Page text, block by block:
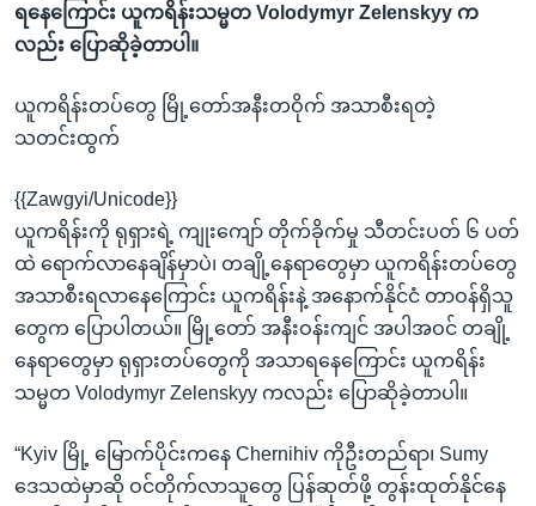
ရနေကြောင်း ယူကရိန်းသမ္မတ Volodymyr Zelenskyy က
လည်း ပြောဆိုခဲ့တာပါ။
ယူကရိန်းတပ်တွေ မြို့တော်အနီးတဝိုက် အသာစီးရတဲ့
သတင်းထွက်
{{Zawgyi/Unicode}}
ယူကရိန်းကို ရုရှားရဲ့ ကျုးကျော် တိုက်ခိုက်မှု သီတင်းပတ် ၆ ပတ်
ထဲ ရောက်လာနေချိန်မှာပဲ၊ တချို့နေရာတွေမှာ ယူကရိန်းတပ်တွေ
အသာစီးရလာနေကြောင်း ယူကရိန်းနဲ့ အနောက်နိုင်ငံ တာဝန်ရှိသူ
တွေက ပြောပါတယ်။ မြို့တော် အနီးဝန်းကျင် အပါအဝင် တချို့
နေရာတွေမှာ ရုရှားတပ်တွေကို အသာရနေကြောင်း ယူကရိန်း
သမ္မတ Volodymyr Zelenskyy ကလည်း ပြောဆိုခဲ့တာပါ။
“Kyiv မြို့ မြောက်ပိုင်းကနေ Chernihiv ကိုဦးတည်ရာ၊ Sumy
ဒေသထဲမှာဆို ဝင်တိုက်လာသူတွေ ပြန်ဆုတ်ဖို့ တွန်းထုတ်နိုင်နေ